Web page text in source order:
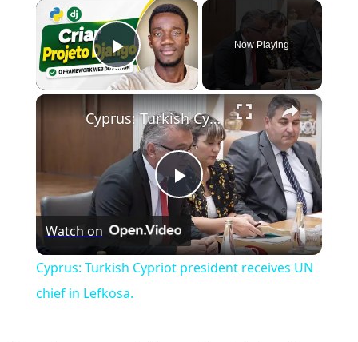
×
Play Video
Now Playing
×
Play
Video
Cyprus: Turkish Cypriot president receives UN chief in Lefkosa.
Watch on
Cyprus: Turkish Cypriot president receives UN
chief in Lefkosa.